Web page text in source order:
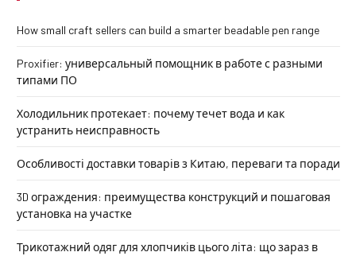
How small craft sellers can build a smarter beadable pen range
Proxifier: универсальный помощник в работе с разными
типами ПО
Холодильник протекает: почему течет вода и как
устранить неисправность
Особливості доставки товарів з Китаю, переваги та поради
3D ограждения: преимущества конструкций и пошаговая
установка на участке
Трикотажний одяг для хлопчиків цього літа: що зараз в